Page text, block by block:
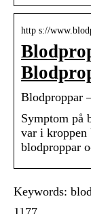
http s://
Blodproppar
Symptom på
var i kroppen
blodproppar
Keywords: